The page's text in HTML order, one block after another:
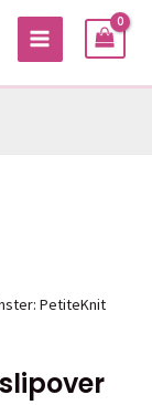
MAIN
PetiteKnit